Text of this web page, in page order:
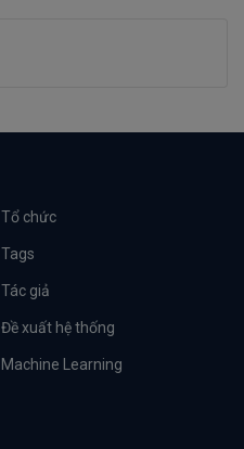
Tổ chức
Tags
Tác giả
Đề xuất hệ thống
Machine Learning